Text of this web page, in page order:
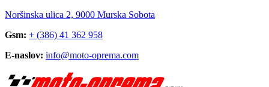
Noršinska ulica 2, 9000 Murska Sobota
Gsm: + (386) 41 362 958
E-naslov: info@moto-oprema.com